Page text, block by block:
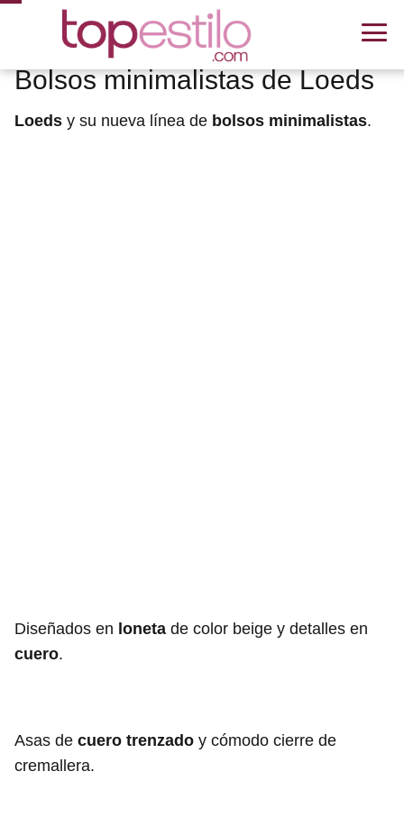
Bolsos minimalistas de Loeds
Loeds y su nueva línea de bolsos minimalistas.
Diseñados en loneta de color beige y detalles en
cuero.
Asas de cuero trenzado y cómodo cierre de
cremallera.